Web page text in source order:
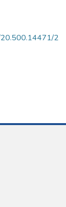
20.500.14471/2